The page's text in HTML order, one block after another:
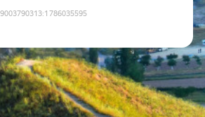
:1786035595